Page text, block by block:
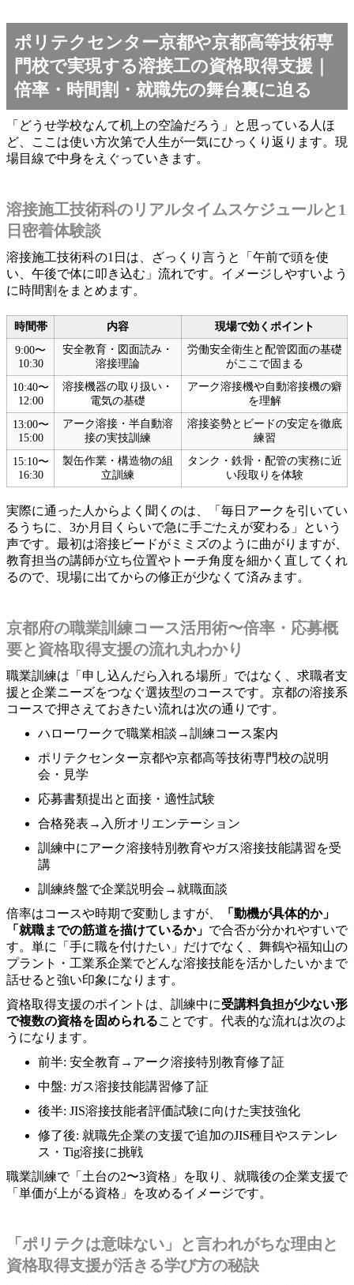
ポリテクセンター京都や京都高等技術専
門校で実現する溶接工の資格取得支援｜
倍率・時間割・就職先の舞台裏に迫る
「どうせ学校なんて机上の空論だろう」と思っている人ほ
ど、ここは使い方次第で人生が一気にひっくり返ります。現
場目線で中身をえぐっていきます。
溶接施工技術科のリアルタイムスケジュールと1
日密着体験談
溶接施工技術科の1日は、ざっくり言うと「午前で頭を使
い、午後で体に叩き込む」流れです。イメージしやすいよう
に時間割をまとめます。
時間帯 内容
現場で効くポイント
9:00〜
10:30
安全教育・図面読み・
溶接理論
労働安全衛生と配管図面の基礎
がここで固まる
10:40〜
12:00
溶接機器の取り扱い・
電気の基礎
アーク溶接機や自動溶接機の癖
を理解
13:00〜
15:00
アーク溶接・半自動溶
接の実技訓練
溶接姿勢とビードの安定を徹底
練習
15:10〜
16:30
製缶作業・構造物の組
立訓練
タンク・鉄骨・配管の実務に近
い段取りを体験
実際に通った人からよく聞くのは、「毎日アークを引いてい
るうちに、3か月目くらいで急に手ごたえが変わる」という
声です。最初は溶接ビードがミミズのように曲がりますが、
教育担当の講師が立ち位置やトーチ角度を細かく直してくれ
るので、現場に出てからの修正が少なくて済みます。
京都府の職業訓練コース活用術〜倍率・応募概
要と資格取得支援の流れ丸わかり
職業訓練は「申し込んだら入れる場所」ではなく、求職者支
援と企業ニーズをつなぐ選抜型のコースです。京都の溶接系
コースで押さえておきたい流れは次の通りです。
ハローワークで職業相談→訓練コース案内
ポリテクセンター京都や京都高等技術専門校の説明
会・見学
応募書類提出と面接・適性試験
合格発表→入所オリエンテーション
訓練中にアーク溶接特別教育やガス溶接技能講習を受
講
訓練終盤で企業説明会→就職面談
倍率はコースや時期で変動しますが、
「動機が具体的か」
「就職までの筋道を描けているか」 で合否が分かれやすいで
す。単に「手に職を付けたい」だけでなく、舞鶴や福知山の
プラント・工業系企業でどんな溶接技能を活かしたいかまで
話せると強い印象になります。
資格取得支援のポイントは、訓練中に受講料負担が少ない形
で複数の資格を固められることです。代表的な流れは次のよ
うになります。
前半: 安全教育→アーク溶接特別教育修了証
中盤: ガス溶接技能講習修了証
後半: JIS溶接技能者評価試験に向けた実技強化
修了後: 就職先企業の支援で追加のJIS種目やステンレ
ス・Tig溶接に挑戦
職業訓練で「土台の2〜3資格」を取り、就職後の企業支援で
「単価が上がる資格」を攻めるイメージです。
「ポリテクは意味ない」と言われがちな理由と
資格取得支援が活きる学び方の秘訣